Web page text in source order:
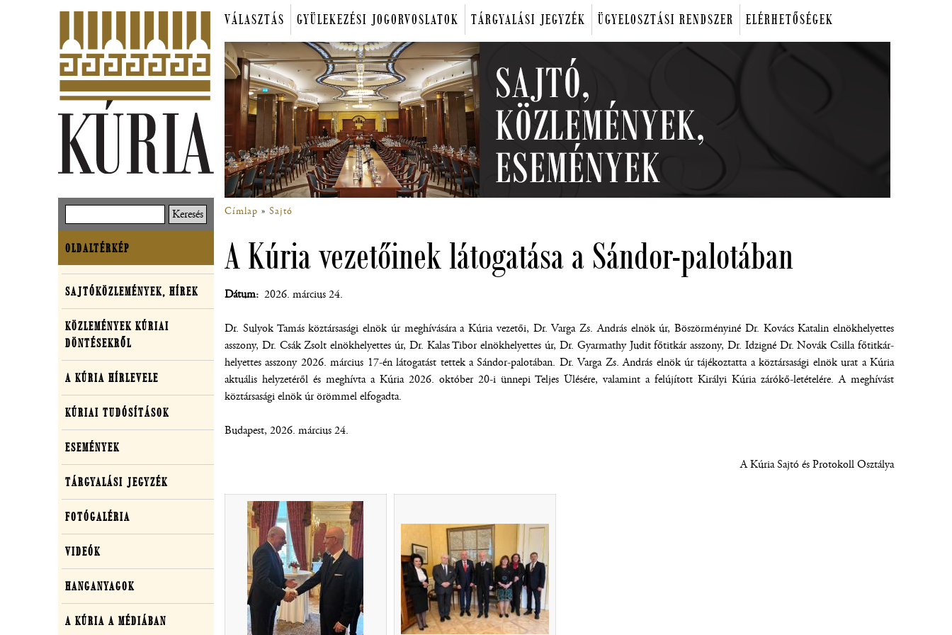
Főmenü
VÁLASZTÁS GYÜLEKEZÉSI JOGORVOSLATOK TÁRGYALÁSI JEGYZÉK ÜGYELOSZTÁSI RENDSZER ELÉRHETŐSÉGEK
Morzsa
Címlap Sajtó
A Kúria vezetőinek látogatása a Sándor-palotában
Dátum 2026. március 24.
Dr. Sulyok Tamás köztársasági elnök úr meghívására a Kúria vezetői, Dr. Varga Zs. András elnök úr, Böszörményiné Dr. Kovács Katalin elnökhelyettes
asszony, Dr. Csák Zsolt elnökhelyettes úr, Dr. Kalas Tibor elnökhelyettes úr, Dr. Gyarmathy Judit főtitkár asszony, Dr. Idzigné Dr. Novák Csilla főtitkár-
helyettes asszony 2026. március 17-én látogatást tettek a Sándor-palotában. Dr. Varga Zs. András elnök úr tájékoztatta a köztársasági elnök urat a Kúria
aktuális helyzetéről és meghívta a Kúria 2026. október 20-i ünnepi Teljes Ülésére, valamint a felújított Királyi Kúria zárókő-letételére. A meghívást
köztársasági elnök úr örömmel elfogadta.
Budapest, 2026. március 24.
A Kúria Sajtó és Protokoll Osztálya
(új ablakban nyílik meg)
Oldaltérkép
OLDALTÉRKÉP
Sajtó,
közlemények,
média
SAJTÓKÖZLEMÉNYEK, HÍREK
KÖZLEMÉNYEK KÚRIAI
DÖNTÉSEKRŐL
A KÚRIA HÍRLEVELE
KÚRIAI TUDÓSÍTÁSOK
ESEMÉNYEK
TÁRGYALÁSI JEGYZÉK
FOTÓGALÉRIA
VIDEÓK
HANGANYAGOK
A KÚRIA A MÉDIÁBAN